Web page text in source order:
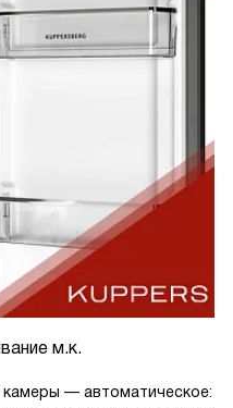
м.к.
— автоматическое: